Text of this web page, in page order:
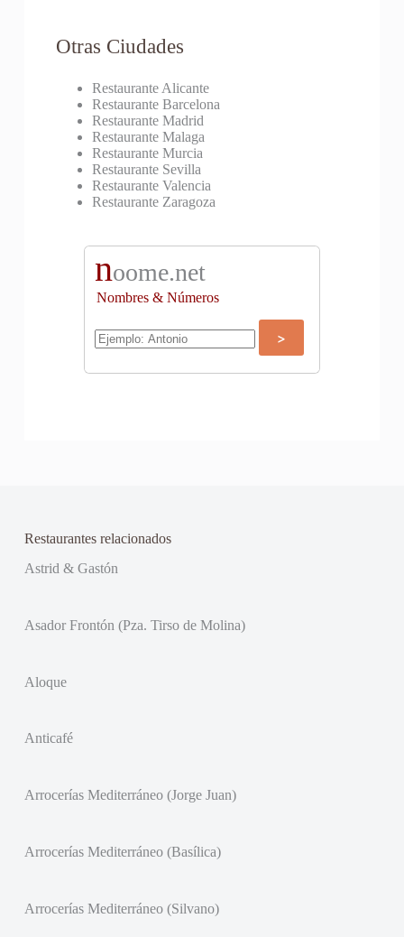
Otras Ciudades
Restaurante Alicante
Restaurante Barcelona
Restaurante Madrid
Restaurante Malaga
Restaurante Murcia
Restaurante Sevilla
Restaurante Valencia
Restaurante Zaragoza
noome.net
Nombres & Números
Restaurantes relacionados
Astrid & Gastón
Asador Frontón (Pza. Tirso de Molina)
Aloque
Anticafé
Arrocerías Mediterráneo (Jorge Juan)
Arrocerías Mediterráneo (Basílica)
Arrocerías Mediterráneo (Silvano)